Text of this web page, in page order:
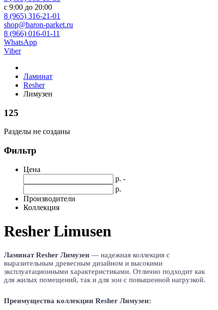
с 9:00 до 20:00
8 (965) 316-21-01
shop@baron-parket.ru
8 (966) 016-01-11
WhatsApp
Viber
Ламинат
Resher
Лимузен
125
Разделы не созданы
Фильтр
Цена
р. -
р.
Производители
Коллекция
Resher Limusen
Ламинат Resher Лимузен — надежная коллекция с
выразительным древесным дизайном и высокими
эксплуатационными характеристиками. Отлично подходит как
для жилых помещений, так и для зон с повышенной нагрузкой.
Преимущества коллекции Resher Лимузен: